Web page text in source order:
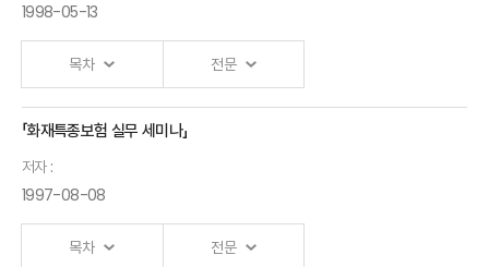
1998-05-13
목차 전문
「화재특종보험 실무 세미나」
저자 :
1997-08-08
목차 전문